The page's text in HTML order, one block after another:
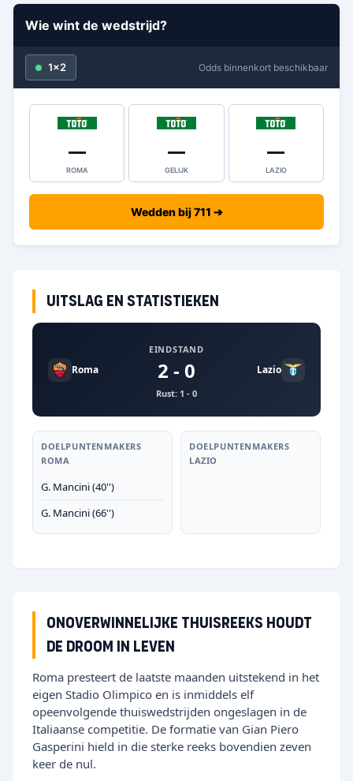
Wie wint de wedstrijd?
1x2 Odds binnenkort beschikbaar
—
ROMA
—
GELIJK
—
LAZIO
Wedden bij 711 ➔
Uitslag en statistieken
Roma
EINDSTAND
2 - 0
Rust: 1 - 0
Lazio
DOELPUNTENMAKERS
ROMA
G. Mancini (40'')
G. Mancini (66'')
DOELPUNTENMAKERS
LAZIO
Onoverwinnelijke thuisreeks houdt
de droom in leven
Roma presteert de laatste maanden uitstekend in het
eigen Stadio Olimpico en is inmiddels elf
opeenvolgende thuiswedstrijden ongeslagen in de
Italiaanse competitie. De formatie van Gian Piero
Gasperini hield in die sterke reeks bovendien zeven
keer de nul.